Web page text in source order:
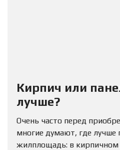
Кирпич или
лучше?
Очень часто перед
многие думают, где лучше
жилплощадь: в кирпичном